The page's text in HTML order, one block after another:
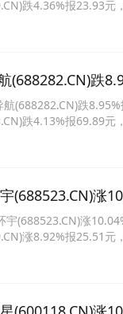
跌4.36%报23.93
(688282.CN)跌
(688282.CN)跌
跌4.13%报69.89
(688523.CN)涨
(688523.CN)涨
涨8.92%报25.51